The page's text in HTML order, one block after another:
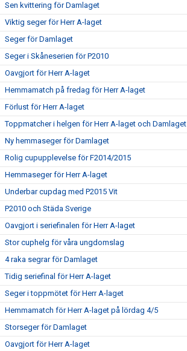
Sen kvittering för Damlaget
Viktig seger för Herr A-laget
Seger för Damlaget
Seger i Skåneserien för P2010
Oavgjort för Herr A-laget
Hemmamatch på fredag för Herr A-laget
Förlust för Herr A-laget
Toppmatcher i helgen för Herr A-laget och Damlaget
Ny hemmaseger för Damlaget
Rolig cupupplevelse för F2014/2015
Hemmaseger för Herr A-laget
Underbar cupdag med P2015 Vit
P2010 och Städa Sverige
Oavgjort i seriefinalen för Herr A-laget
Stor cuphelg för våra ungdomslag
4 raka segrar för Damlaget
Tidig seriefinal för Herr A-laget
Seger i toppmötet för Herr A-laget
Hemmamatch för Herr A-laget på lördag 4/5
Storseger för Damlaget
Oavgjort för Herr A-laget